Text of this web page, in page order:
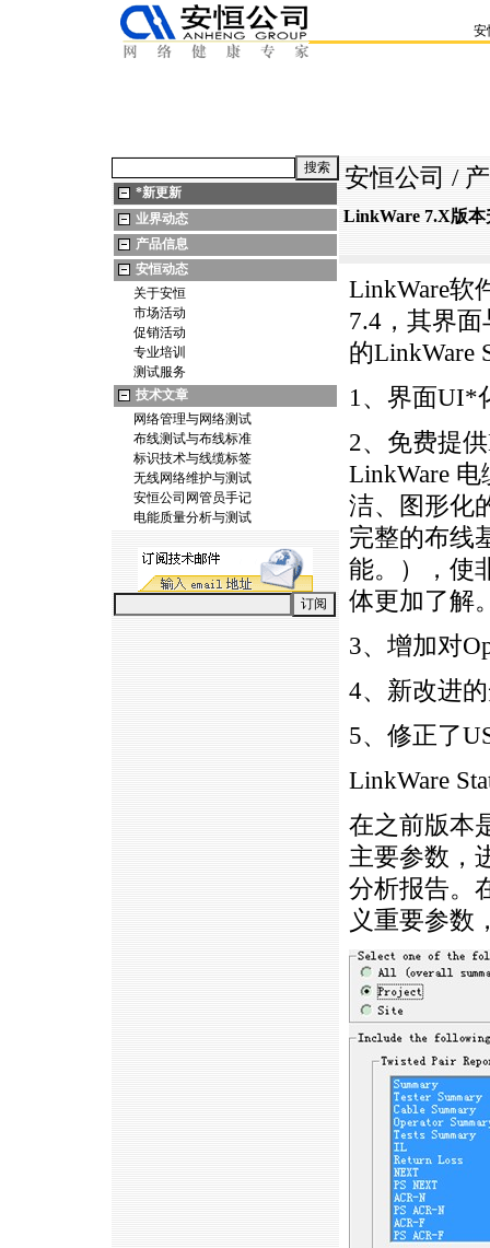
安
*新更新
业界动态
产品信息
安恒动态
关于安恒
市场活动
促销活动
专业培训
测试服务
技术文章
网络管理与网络测试
布线测试与布线标准
标识技术与线缆标签
无线网络维护与测试
安恒公司网管员手记
电能质量分析与测试
安恒公司 /
LinkWare 7.X版本
LinkWare软
7.4，其界
的LinkWare
1、界面UI*
2、免费提供
LinkWare 电
洁、图形化
完整的布线
能。），使
体更加了解
3、增加对
4、新改进
5、修正了
LinkWare
在之前版本
主要参数，
分析报告。
义重要参数